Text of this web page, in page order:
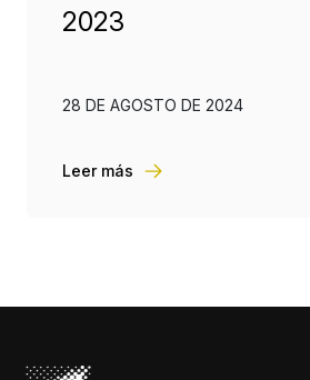
2023
28 DE AGOSTO DE 2024
Leer más